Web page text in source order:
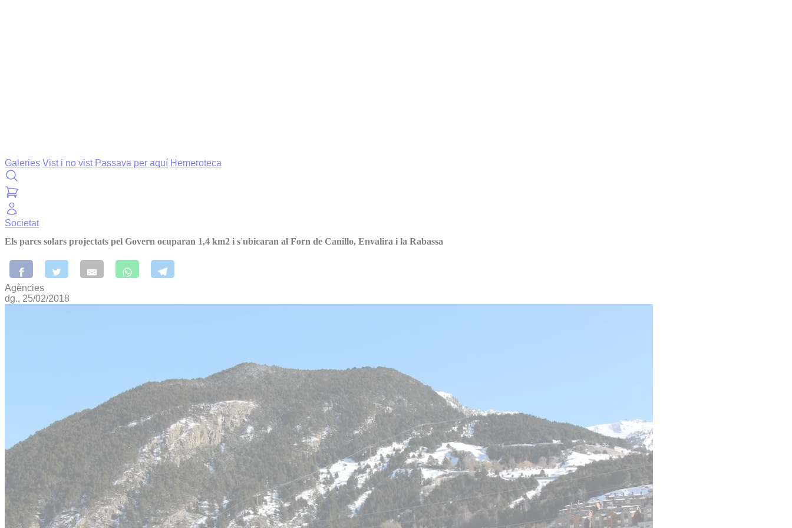
Galeries Vist i no vist Passava per aquí Hemeroteca
Societat
Els parcs solars projectats pel Govern ocuparan 1,4 km2 i s'ubicaran al Forn de Canillo, Envalira i la Rabassa
Agències
dg., 25/02/2018